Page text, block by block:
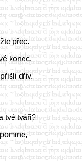
přec.
konec.
dřív.
tvé tváři?